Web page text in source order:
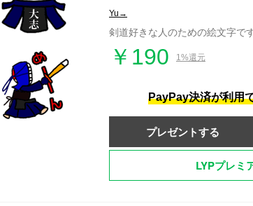
Yu→
剣道好きな人のための絵文字で
￥190 1%還元
PayPay決済が利用
プレゼントする
LYPプレミ